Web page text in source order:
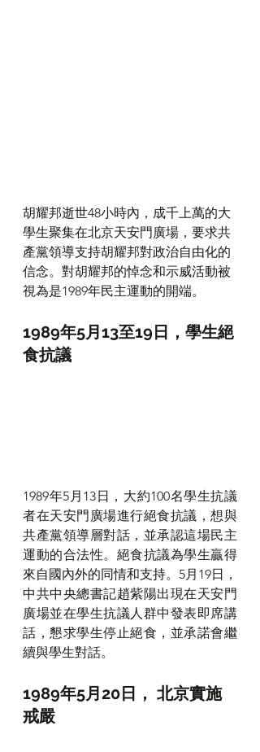
胡耀邦逝世48小時內，成千上萬的大
學生聚集在北京天安門廣場，要求共
產黨領導支持胡耀邦對政治自由化的
信念。對胡耀邦的悼念和示威活動被
視為是1989年民主運動的開端。
1989年5月13至19日，學生絕
食抗議
1989年5月13日，大約100名學生抗議
者在天安門廣場進行絕食抗議，想與
共產黨領導層對話，並承認這場民主
運動的合法性。絕食抗議為學生贏得
來自國內外的同情和支持。5月19日，
中共中央總書記趙紫陽出現在天安門
廣場並在學生抗議人群中發表即席講
話，懇求學生停止絕食，並承諾會繼
續與學生對話。
1989年5月20日， 北京實施
戒嚴